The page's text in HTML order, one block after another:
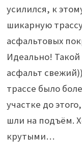
усилился, к
шикарную
асфальтовых
Идеально!
асфальт
трассе было
участке до
шли на подъём.
крутыми…